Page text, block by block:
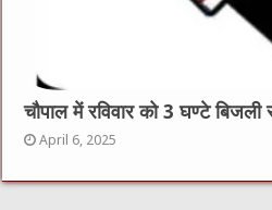
चौपाल में रविवार को 3 घण्टे बिजली
April 6, 2025